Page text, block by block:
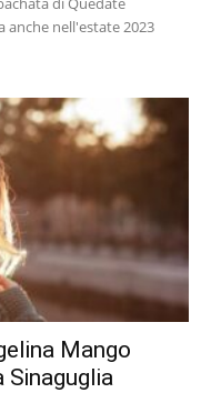
nell'estate 2023
Mango
Sinaguglia